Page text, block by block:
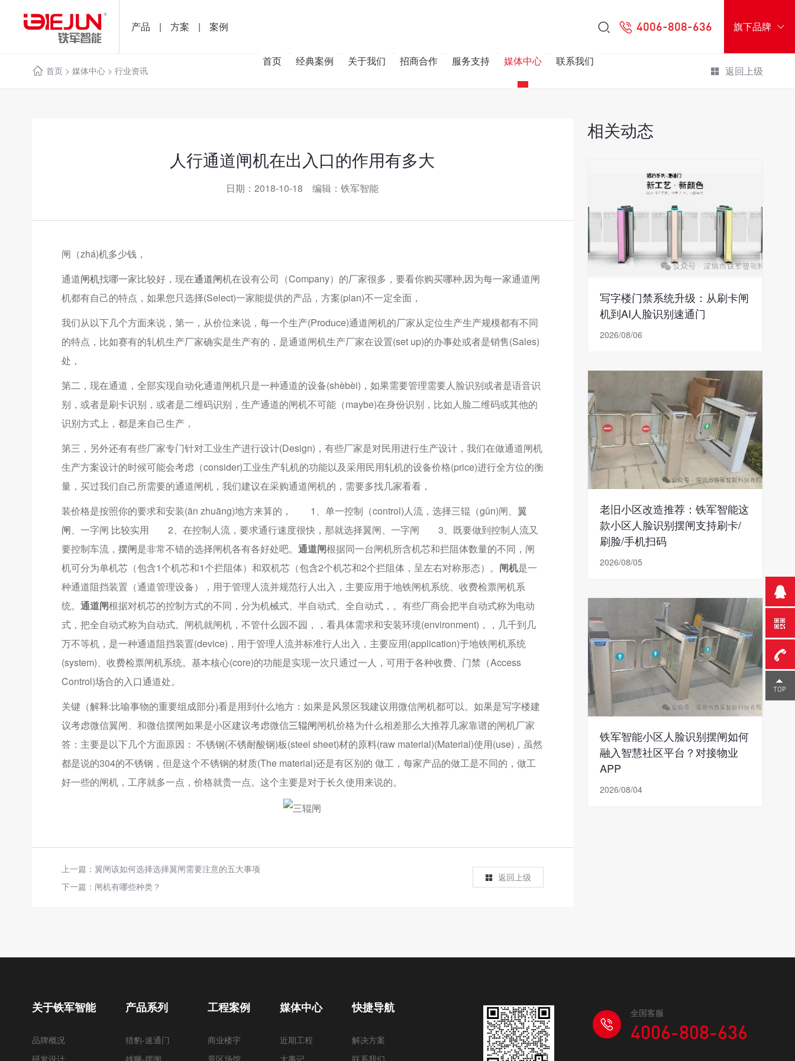
产品 | 方案 | 案例 旗下品牌
4006-808-636
首页 经典案例 关于我们 招商合作 服务支持 媒体中心 联系我们
首页> 媒体中心> 行业资讯 返回上级
人行通道闸机在出入口的作用有多大
日期：2018-10-18 编辑：铁军智能
闸（zhá)机多少钱，
通道闸机找哪一家比较好，现在通道闸机在设有公司（Company）的厂家很多，要看你购买哪种,因为每一家通道闸
机都有自己的特点，如果您只选择(Select)一家能提供的产品，方案(plan)不一定全面，
我们从以下几个方面来说，第一，从价位来说，每一个生产(Produce)通道闸机的厂家从定位生产生产规模都有不同
的特点，比如赛有的轧机生产厂家确实是生产有的，是通道闸机生产厂家在设置(set up)的办事处或者是销售(Sales)
处，
第二，现在通道，全部实现自动化通道闸机只是一种通道的设备(shèbèi)，如果需要管理需要人脸识别或者是语音识
别，或者是刷卡识别，或者是二维码识别，生产通道的闸机不可能（maybe)在身份识别，比如人脸二维码或其他的
识别方式上，都是来自己生产，
第三，另外还有有些厂家专门针对工业生产进行设计(Design)，有些厂家是对民用进行生产设计，我们在做通道闸机
生产方案设计的时候可能会考虑（consider)工业生产轧机的功能以及采用民用轧机的设备价格(price)进行全方位的衡
量，买过我们自己所需要的通道闸机，我们建议在采购通道闸机的，需要多找几家看看，
装价格是按照你的要求和安装(ān zhuāng)地方来算的， 1、单一控制（control)人流，选择三辊（gǔn)闸、 翼
闸、一字闸 比较实用 2、在控制人流，要求通行速度很快，那就选择翼闸、一字闸 3、既要做到控制人流又
要控制车流， 摆闸是非常不错的选择闸机各有各好处吧。 通道闸根据同一台闸机所含机芯和拦阻体数量的不同，闸
机可分为单机芯（包含1个机芯和1个拦阻体）和双机芯（包含2个机芯和2个拦阻体，呈左右对称形态）。 闸机是一
种通道阻挡装置（通道管理设备），用于管理人流并规范行人出入，主要应用于地铁闸机系统、收费检票闸机系
统。 通道闸根据对机芯的控制方式的不同，分为机械式、半自动式、全自动式，。有些厂商会把半自动式称为电动
式，把全自动式称为自动式。闸机就闸机，不管什么园不园，，看具体需求和安装环境(environment)，，几千到几
万不等机，是一种通道阻挡装置(device)，用于管理人流并标准行人出入，主要应用(application)于地铁闸机系统
(system)、收费检票闸机系统。基本核心(core)的功能是实现一次只通过一人，可用于各种收费、门禁（Access
Control)场合的入口通道处。
关键（解释:比喻事物的重要组成部分)看是用到什么地方：如果是风景区我建议用微信闸机都可以。如果是写字楼建
议考虑微信翼闸、和微信摆闸如果是小区建议考虑微信三辊闸闸机价格为什么相差那么大推荐几家靠谱的闸机厂家
答：主要是以下几个方面原因： 不锈钢(不锈耐酸钢)板(steel sheet)材的原料(raw material)(Material)使用(use)，虽然
都是说的304的不锈钢，但是这个不锈钢的材质(The material)还是有区别的 做工，每家产品的做工是不同的，做工
好一些的闸机，工序就多一点，价格就贵一点。这个主要是对于长久使用来说的。
上一篇： 翼闸该如何选择选择翼闸需要注意的五大事项
下一篇： 闸机有哪些种类？
返回上级
相关动态
写字楼门禁系统升级：从刷卡闸
机到AI人脸识别速通门
2026/08/06
老旧小区改造推荐：铁军智能这
款小区人脸识别摆闸支持刷卡/
刷脸/手机扫码
2026/08/05
铁军智能小区人脸识别摆闸如何
融入智慧社区平台？对接物业
APP
2026/08/04
关于铁军智能
品牌概况
研发设计
产品系列
猎豹-速通门
雄狮-摆闸
工程案例
商业楼宇
景区场馆
媒体中心
近期工程
大事记
快捷导航
解决方案
联系我们
全国客服
4006-808-636
0755-